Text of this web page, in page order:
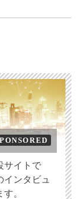
サイトで
ンタビュ
。